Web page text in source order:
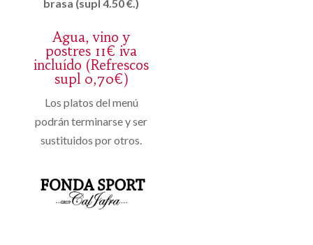
brasa (supl 4.50 €.)
Agua, vino y
postres 11€ iva
incluído (Refrescos
supl 0,70€)
Los platos del menú
podrán terminarse y ser
sustituidos por otros.